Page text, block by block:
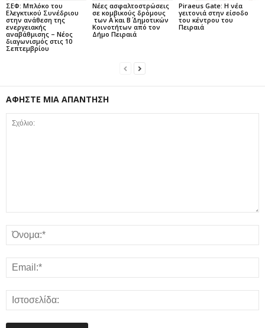
ΣΕΦ: Μπλόκο του
Ελεγκτικού Συνέδριου
στην ανάθεση της
ενεργειακής
αναβάθμισης – Νέος
διαγωνισμός στις 10
Σεπτεμβρίου
Νέες ασφαλτοστρώσεις
σε κομβικούς δρόμους
των Α΄ και Β΄ Δημοτικών
Κοινοτήτων από τον
Δήμο Πειραιά
Piraeus Gate: Η νέα
γειτονιά στην είσοδο
του κέντρου του
Πειραιά
ΑΦΗΣΤΕ ΜΙΑ ΑΠΑΝΤΗΣΗ